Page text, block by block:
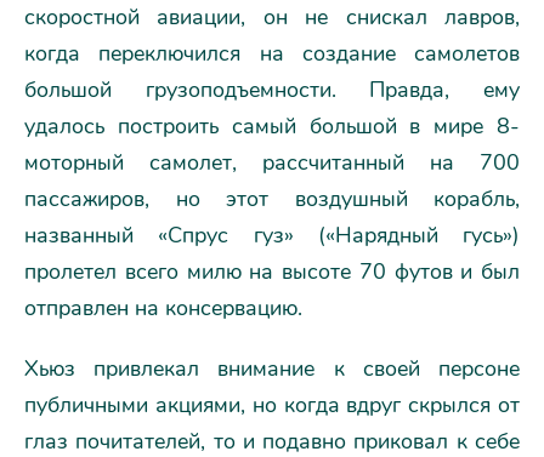
скоростной авиации, он не снискал лавров,
когда переключился на создание самолетов
большой грузоподъемности. Правда, ему
удалось построить самый большой в мире 8-
моторный самолет, рассчитанный на 700
пассажиров, но этот воздушный корабль,
названный «Спрус гуз» («Нарядный гусь»)
пролетел всего милю на высоте 70 футов и был
отправлен на консервацию.
Хьюз привлекал внимание к своей персоне
публичными акциями, но когда вдруг скрылся от
глаз почитателей, то и подавно приковал к себе